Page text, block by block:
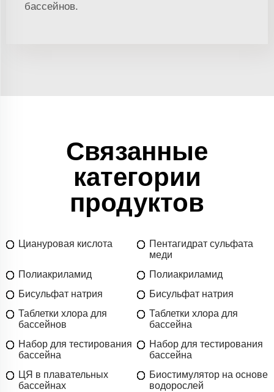
бассейнов.
Связанные
категории
продуктов
Циануровая кислота
Пентагидрат сульфата
меди
Полиакриламид
Полиакриламид
Бисульфат натрия
Бисульфат натрия
Таблетки хлора для
бассейнов
Таблетки хлора для
бассейна
Набор для тестирования
бассейна
Набор для тестирования
бассейна
ЦЯ в плавательных
бассейнах
Биостимулятор на основе
водорослей